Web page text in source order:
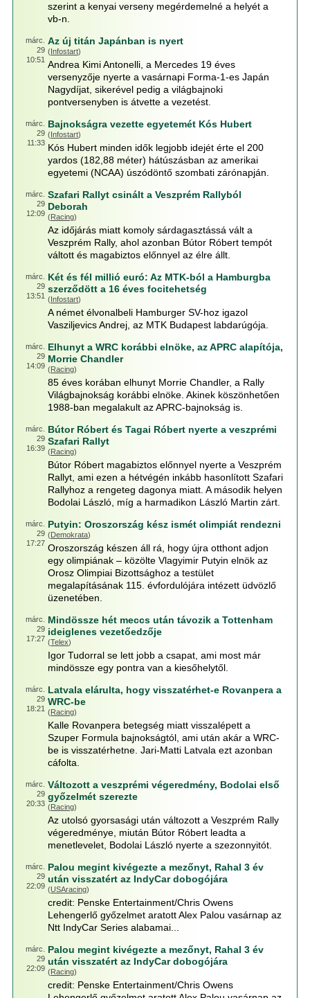
szerint a kenyai verseny megérdemelné a helyét a
vb-n.
márc.
29
10:51
Az új titán Japánban is nyert
(Infostart)
Andrea Kimi Antonelli, a Mercedes 19 éves
versenyzője nyerte a vasárnapi Forma-1-es Japán
Nagydíjat, sikerével pedig a világbajnoki
pontversenyben is átvette a vezetést.
márc.
29
11:33
Bajnokságra vezette egyetemét Kós Hubert
(Infostart)
Kós Hubert minden idők legjobb idejét érte el 200
yardos (182,88 méter) hátúszásban az amerikai
egyetemi (NCAA) úszódöntő szombati zárónapján.
márc.
29
12:09
Szafari Rallyt csinált a Veszprém Rallyból
Deborah
(Racing)
Az időjárás miatt komoly sárdagasztássá vált a
Veszprém Rally, ahol azonban Bútor Róbert tempót
váltott és magabiztos előnnyel az élre állt.
márc.
29
13:51
Két és fél millió euró: Az MTK-ból a Hamburgba
szerződött a 16 éves focitehetség
(Infostart)
A német élvonalbeli Hamburger SV-hoz igazol
Vasziljevics Andrej, az MTK Budapest labdarúgója.
márc.
29
14:09
Elhunyt a WRC korábbi elnöke, az APRC alapítója,
Morrie Chandler
(Racing)
85 éves korában elhunyt Morrie Chandler, a Rally
Világbajnokság korábbi elnöke. Akinek köszönhetően
1988-ban megalakult az APRC-bajnokság is.
márc.
29
16:39
Bútor Róbert és Tagai Róbert nyerte a veszprémi
Szafari Rallyt
(Racing)
Bútor Róbert magabiztos előnnyel nyerte a Veszprém
Rallyt, ami ezen a hétvégén inkább hasonlított Szafari
Rallyhoz a rengeteg dagonya miatt. A második helyen
Bodolai László, míg a harmadikon László Martin zárt.
márc.
29
17:27
Putyin: Oroszország kész ismét olimpiát rendezni
(Demokrata)
Oroszország készen áll rá, hogy újra otthont adjon
egy olimpiának – közölte Vlagyimir Putyin elnök az
Orosz Olimpiai Bizottsághoz a testület
megalapításának 115. évfordulójára intézett üdvözlő
üzenetében.
márc.
29
17:27
Mindössze hét meccs után távozik a Tottenham
ideiglenes vezetőedzője
(Telex)
Igor Tudorral se lett jobb a csapat, ami most már
mindössze egy pontra van a kiesőhelytől.
márc.
29
18:21
Latvala elárulta, hogy visszatérhet-e Rovanpera a
WRC-be
(Racing)
Kalle Rovanpera betegség miatt visszalépett a
Szuper Formula bajnokságtól, ami után akár a WRC-
be is visszatérhetne. Jari-Matti Latvala ezt azonban
cáfolta.
márc.
29
20:33
Változott a veszprémi végeredmény, Bodolai első
győzelmét szerezte
(Racing)
Az utolsó gyorsasági után változott a Veszprém Rally
végeredménye, miután Bútor Róbert leadta a
menetlevelet, Bodolai László nyerte a szezonnyitót.
márc.
29
22:09
Palou megint kivégezte a mezőnyt, Rahal 3 év
után visszatért az IndyCar dobogójára
(USAracing)
credit: Penske Entertainment/Chris Owens
Lehengerlő győzelmet aratott Alex Palou vasárnap az
Ntt IndyCar Series alabamai...
márc.
29
22:09
Palou megint kivégezte a mezőnyt, Rahal 3 év
után visszatért az IndyCar dobogójára
(Racing)
credit: Penske Entertainment/Chris Owens